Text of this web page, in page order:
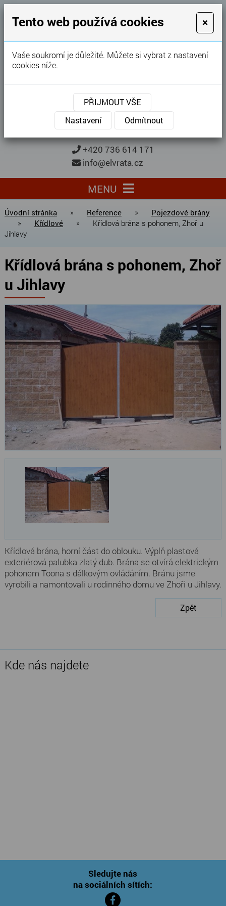
GARÁŽOVÁ VRATA
Karel Procházka
Garážová vrata, brány, ploty ...
Kontaktujte nás
KONTAKTUJTE NÁS
+420 736 614 171
info@elvrata.cz
MENU
Úvodní stránka » Reference »
Pojezdové brány
»
Křídlové »
Křídlová brána s pohonem, Zhoř u
Jihlavy
Křídlová brána s pohonem, Zhoř
u Jihlavy
Křídlová brána, horní část do oblouku. Výplň plastová
exteriérová palubka zlatý dub. Brána se otvírá elektrickým
pohonem Toona s dálkovým ovládáním. Bránu jsme
vyrobili a namontovali u rodinného domu ve Zhoři u Jihlavy.
Zpět
Kde nás najdete
Sledujte nás
na sociálních sítích:
Tento web používá cookies ×
Vaše soukromí je důležité. Můžete si vybrat z nastavení
cookies níže.
PŘIJMOUT VŠE
Nastavení
Odmítnout